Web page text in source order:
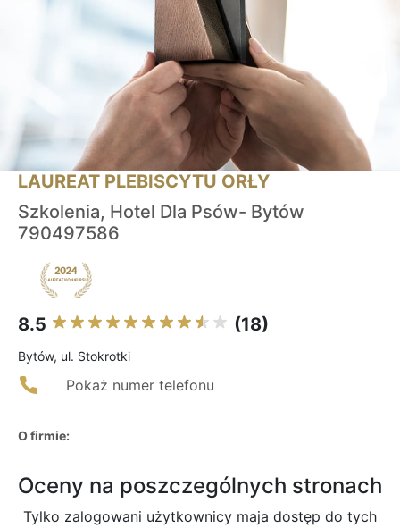
LAUREAT PLEBISCYTU ORŁY
Szkolenia, Hotel Dla Psów- Bytów
790497586
8.5 (18)
Bytów, ul. Stokrotki
Pokaż numer telefonu
O firmie:
Oceny na poszczególnych stronach
Tylko zalogowani użytkownicy maja dostęp do tych